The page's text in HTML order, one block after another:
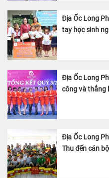
Địa Ốc Long
tay học sinh
Địa Ốc Long
công và thắng
Địa Ốc Long
Thu đến cán